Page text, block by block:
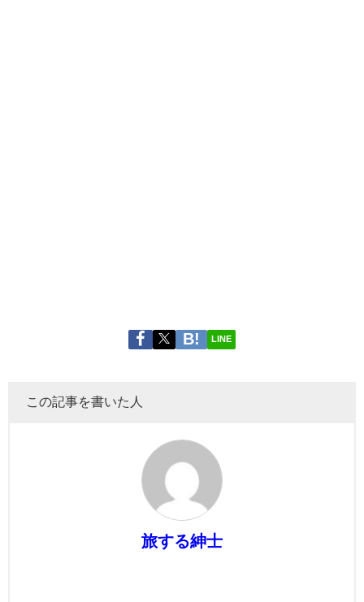
LINE
この記事を書いた人
旅する紳士